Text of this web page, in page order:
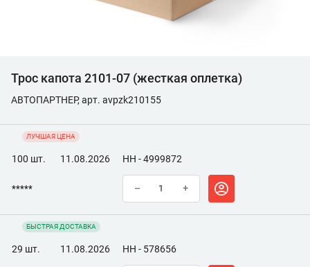
Трос капота 2101-07 (жесткая оплетка)
АВТОПАРТНЕР, арт. avpzk210155
ЛУЧШАЯ ЦЕНА
100 шт. 11.08.2026 НН - 4999872
***** – +
БЫСТРАЯ ДОСТАВКА
29 шт. 11.08.2026 НН - 578656